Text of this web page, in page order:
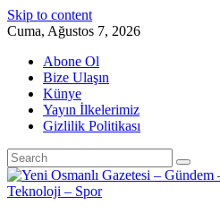
Skip to content
Cuma, Ağustos 7, 2026
Abone Ol
Bize Ulaşın
Künye
Yayın İlkelerimiz
Gizlilik Politikası